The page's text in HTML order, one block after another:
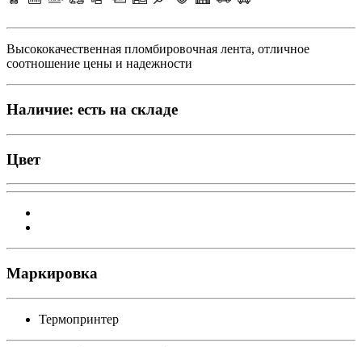
Высококачественная пломбировочная лента, отличное
соотношение цены и надежности
Наличие: есть на складе
Цвет
Маркировка
Термопринтер